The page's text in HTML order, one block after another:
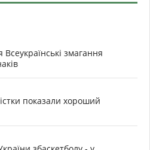
Всеукраїнські змагання
показали хороший